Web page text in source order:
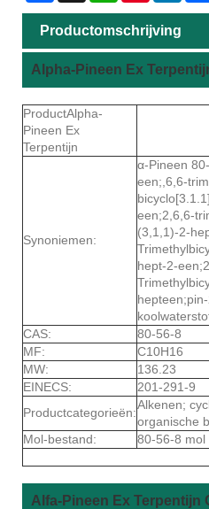
Productomschrijving
Alpha-Pineen Ex
ProductAlpha-
Pineen Ex
Terpentijn
Synoniemen:
α-Pineen
een;,6,6-
een;2,6,6-
(3,1,1)-2-
hept-2-
CAS:
80-56-8
MF:
C10H16
MW:
136.23
EINECS:
201-291-9
Productcategorieën:
Alkenen;
organische
Mol-bestand:
80-56-8 mol
Alfa-Pineen Ex Terpentijn